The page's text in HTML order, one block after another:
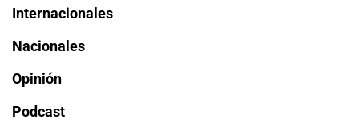
Internacionales
Nacionales
Opinión
Podcast